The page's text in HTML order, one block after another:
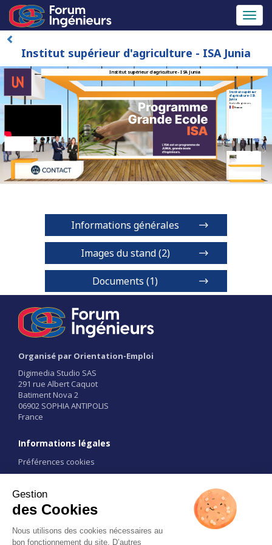
Institut supérieur d'agriculture - ISA Junia
Institut supérieur d'agriculture - ISA Junia
Institut supérieur
d'agriculture - ISA
Junia
Ecole d'Ingénieurs
France
Informations générales
Images du stand (2)
1 / 2
Documents (1)
Ingénieur en alternance en agriculture et
agroalimentaire
Organisé par Orientation-Emploi
Digimedia Studio SAS
291 rue Albert Caquot
Batiment Nova 2
06902 SOPHIA ANTIPOLIS
France
Informations légales
Préférences cookies
CGU
Liens